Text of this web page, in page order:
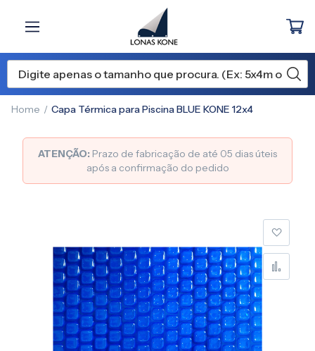
Home Capa Térmica para Piscina BLUE KONE 12x4
ATENÇÃO: Prazo de fabricação de até 05 dias úteis
após a confirmação do pedido